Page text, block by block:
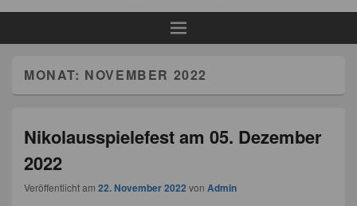
MONAT: NOVEMBER 2022
Nikolausspielefest am 05. Dezember
2022
Veröffentlicht am 22. November 2022 von Admin